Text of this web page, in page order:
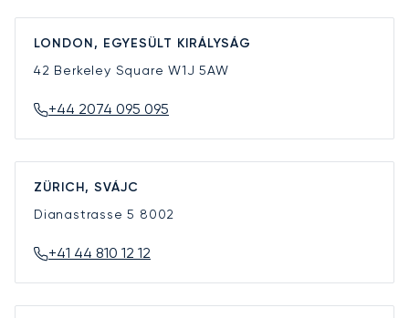
LONDON, EGYESÜLT KIRÁLYSÁG
42 Berkeley SquareW1J 5AW
+44 2074 095 095
ZÜRICH, SVÁJC
Dianastrasse 5 8002
+41 44 810 12 12